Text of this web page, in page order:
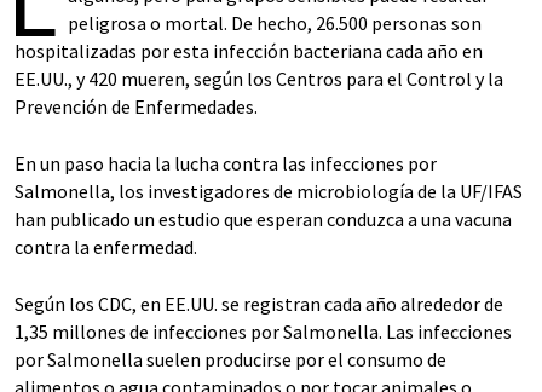
peligrosa o mortal. De hecho, 26.500 personas son
hospitalizadas por esta infección bacteriana cada año en
EE.UU., y 420 mueren, según los Centros para el Control y la
Prevención de Enfermedades.
En un paso hacia la lucha contra las infecciones por
Salmonella, los investigadores de microbiología de la UF/IFAS
han publicado un estudio que esperan conduzca a una vacuna
contra la enfermedad.
Según los CDC, en EE.UU. se registran cada año alrededor de
1,35 millones de infecciones por Salmonella. Las infecciones
por Salmonella suelen producirse por el consumo de
alimentos o agua contaminados o por tocar animales o